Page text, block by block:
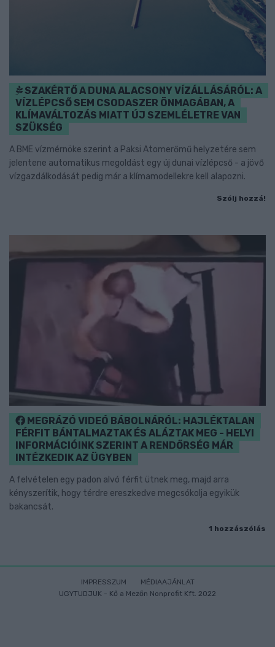
SZAKÉRTŐ A DUNA ALACSONY VÍZÁLLÁSÁRÓL: A
VÍZLÉPCSŐ SEM CSODASZER ÖNMAGÁBAN, A
KLÍMAVÁLTOZÁS MIATT ÚJ SZEMLÉLETRE VAN
SZÜKSÉG
A BME vízmérnöke szerint a Paksi Atomerőmű helyzetére sem
jelentene automatikus megoldást egy új dunai vízlépcső - a jövő
vízgazdálkodását pedig már a klímamodellekre kell alapozni.
Szólj hozzá!
MEGRÁZÓ VIDEÓ BÁBOLNÁRÓL: HAJLÉKTALAN
FÉRFIT BÁNTALMAZTAK ÉS ALÁZTAK MEG - HELYI
INFORMÁCIÓINK SZERINT A RENDŐRSÉG MÁR
INTÉZKEDIK AZ ÜGYBEN
A felvételen egy padon alvó férfit ütnek meg, majd arra
kényszerítik, hogy térdre ereszkedve megcsókolja egyikük
bakancsát.
1 hozzászólás
IMPRESSZUM
MÉDIAAJÁNLAT
UGYTUDJUK - Kő a Mezőn Nonprofit Kft. 2022